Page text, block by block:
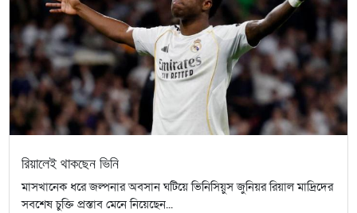
রিয়ালেই থাকছেন ভিনি
মাসখানেক ধরে জল্পনার অবসান ঘটিয়ে ভিনিসিয়ুস জুনিয়র রিয়াল মাদ্রিদের
সবশেষ চুক্তি প্রস্তাব মেনে নিয়েছেন...